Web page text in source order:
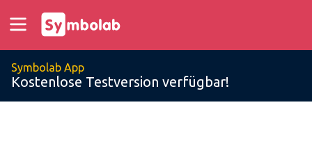
Symbolab App
Kostenlose Testversion verfügbar!